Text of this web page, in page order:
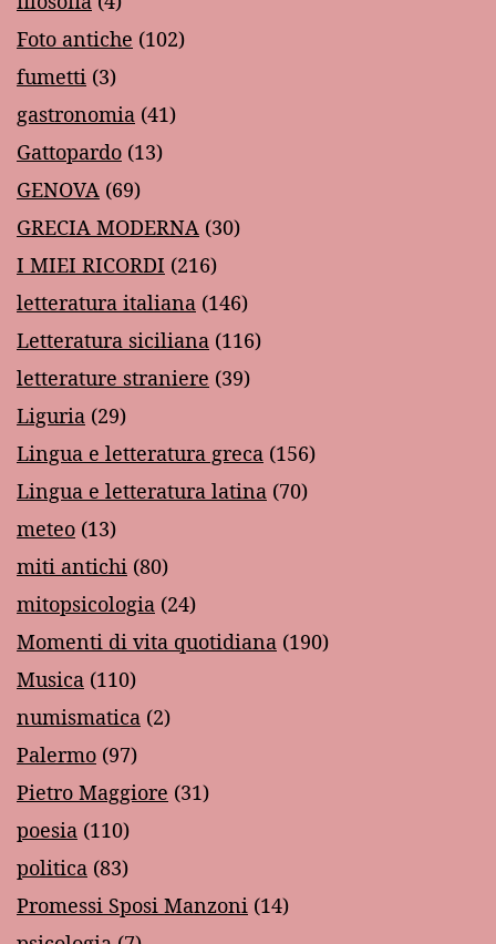
Foto antiche (102)
fumetti (3)
gastronomia (41)
Gattopardo (13)
GENOVA (69)
GRECIA MODERNA (30)
I MIEI RICORDI (216)
letteratura italiana (146)
Letteratura siciliana (116)
letterature straniere (39)
Liguria (29)
Lingua e letteratura greca (156)
Lingua e letteratura latina (70)
meteo (13)
miti antichi (80)
mitopsicologia (24)
Momenti di vita quotidiana (190)
Musica (110)
numismatica (2)
Palermo (97)
Pietro Maggiore (31)
poesia (110)
politica (83)
Promessi Sposi Manzoni (14)